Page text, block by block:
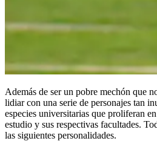
Además de ser un pobre mechón que
lidiar con una serie de personajes tan
especies universitarias que proliferan
estudio y sus respectivas facultades.
las siguientes personalidades.